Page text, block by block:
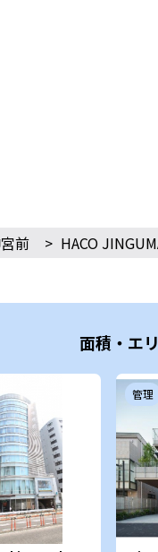
前 > HACO
面積・エ
管理